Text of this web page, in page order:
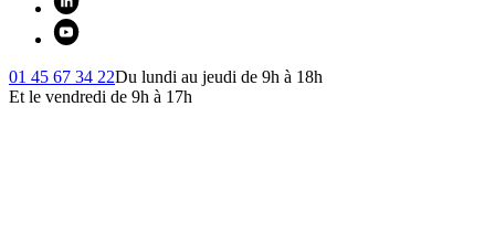
01 45 67 34 22Du lundi au jeudi de 9h à 18h
Et le vendredi de 9h à 17h